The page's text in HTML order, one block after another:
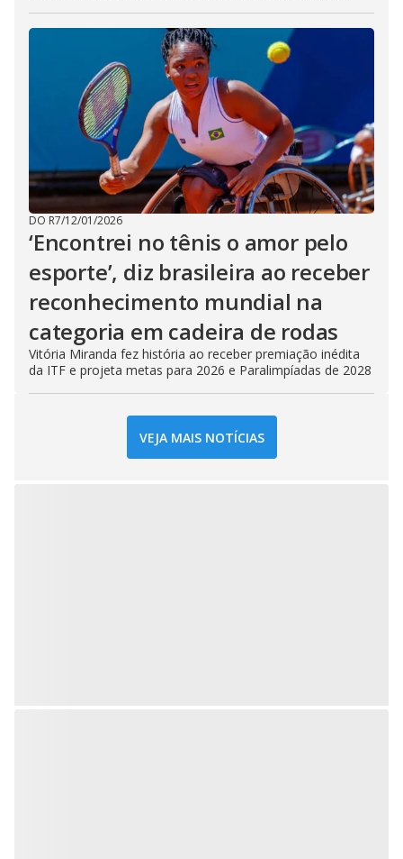
DO R7/12/01/2026
‘Encontrei no tênis o amor pelo
esporte’, diz brasileira ao receber
reconhecimento mundial na
categoria em cadeira de rodas
Vitória Miranda fez história ao receber premiação inédita
da ITF e projeta metas para 2026 e Paralimpíadas de 2028
VEJA MAIS NOTÍCIAS